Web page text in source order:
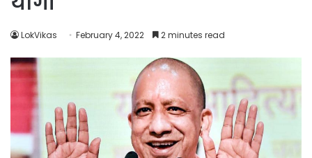
LokVikas February 4, 2022 2 minutes read